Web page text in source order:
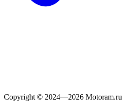
Copyright © 2024—2026 Motoram.ru